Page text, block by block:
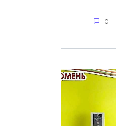
0